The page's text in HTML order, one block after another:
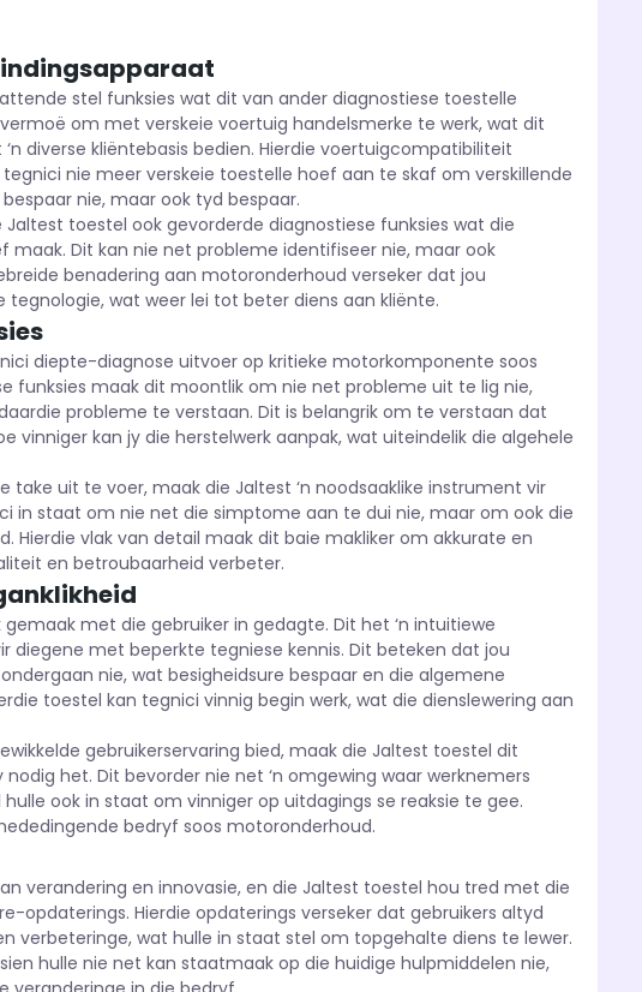
stel funksies wat dit van ander diagnostiese toestelle
om met verskeie voertuig handelsmerke te werk, wat dit
diverse kliëntebasis bedien. Hierdie voertuigcompatibiliteit
nie meer verskeie toestelle hoef aan te skaf om verskillende
nie, maar ook tyd bespaar.
toestel ook gevorderde diagnostiese funksies wat die
Dit kan nie net probleme identifiseer nie, maar ook
benadering aan motoronderhoud verseker dat jou
wat weer lei tot beter diens aan kliënte.
diepte-diagnose uitvoer op kritieke motorkomponente soos
funksies maak dit moontlik om nie net probleme uit te lig nie,
probleme te verstaan. Dit is belangrik om te verstaan dat
vinniger kan jy die herstelwerk aanpak, wat uiteindelik die algehele
take uit te voer, maak die Jaltest ‘n noodsaaklike instrument vir
in staat om nie net die simptome aan te dui nie, maar om ook die
Hierdie vlak van detail maak dit baie makliker om akkurate en
en betroubaarheid verbeter.
met die gebruiker in gedagte. Dit het ‘n intuitiewe
diegene met beperkte tegniese kennis. Dit beteken dat jou
nie, wat besigheidsure bespaar en die algemene
toestel kan tegnici vinnig begin werk, wat die dienslewering aan
gebruikerservaring bied, maak die Jaltest toestel dit
het. Dit bevorder nie net ‘n omgewing waar werknemers
ook in staat om vinniger op uitdagings se reaksie te gee.
bedryf soos motoronderhoud.
verandering en innovasie, en die Jaltest toestel hou tred met die
opdaterings. Hierdie opdaterings verseker dat gebruikers altyd
verbeteringe, wat hulle in staat stel om topgehalte diens te lewer.
hulle nie net kan staatmaak op die huidige hulpmiddelen nie,